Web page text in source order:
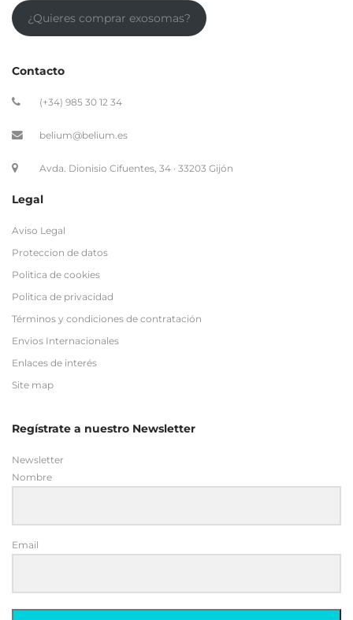
¿Quieres comprar exosomas?
Contacto
(+34) 985 30 12 34
belium@belium.es
Avda. Dionisio Cifuentes, 34 · 33203 Gijón
Legal
Aviso Legal
Proteccion de datos
Politica de cookies
Politica de privacidad
Términos y condiciones de contratación
Envios Internacionales
Enlaces de interés
Site map
Regístrate a nuestro Newsletter
Newsletter
Nombre
Email